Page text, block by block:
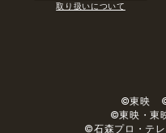
取り扱いについて
©東映 ©
©東映・東
©石森プロ・テ